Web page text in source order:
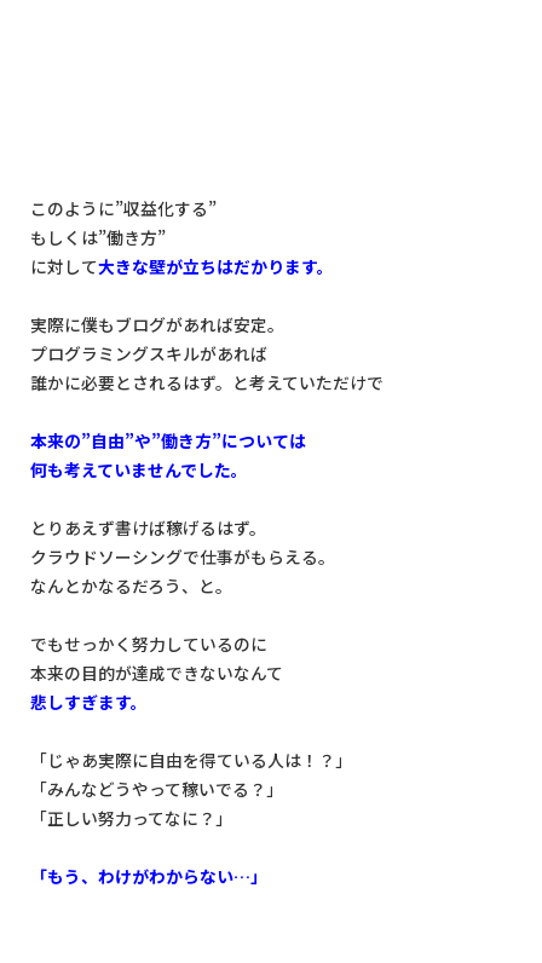
このように”収益化する”
もしくは”働き方”
に対して大きな壁が立ちはだかります。
実際に僕もブログがあれば安定。
プログラミングスキルがあれば
誰かに必要とされるはず。と考えていただけで
本来の”自由”や”働き方”については
何も考えていませんでした。
とりあえず書けば稼げるはず。
クラウドソーシングで仕事がもらえる。
なんとかなるだろう、と。
でもせっかく努力しているのに
本来の目的が達成できないなんて
悲しすぎます。
「じゃあ実際に自由を得ている人は！？」
「みんなどうやって稼いでる？」
「正しい努力ってなに？」
「もう、わけがわからない…」